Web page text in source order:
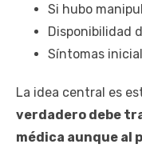
Si hubo
Disponibilidad
Síntomas
La idea central es
verdadero debe
médica aunque al